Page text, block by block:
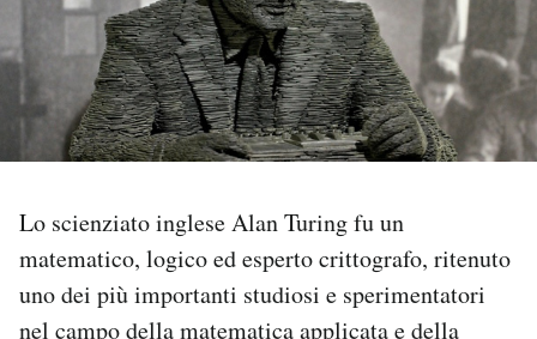
PODCAST
NEWSLETTER
I MIEI PREFERITI
SHOP
Lo scienziato inglese Alan Turing fu un
matematico, logico ed esperto crittografo, ritenuto
uno dei più importanti studiosi e sperimentatori
nel campo della matematica applicata e della